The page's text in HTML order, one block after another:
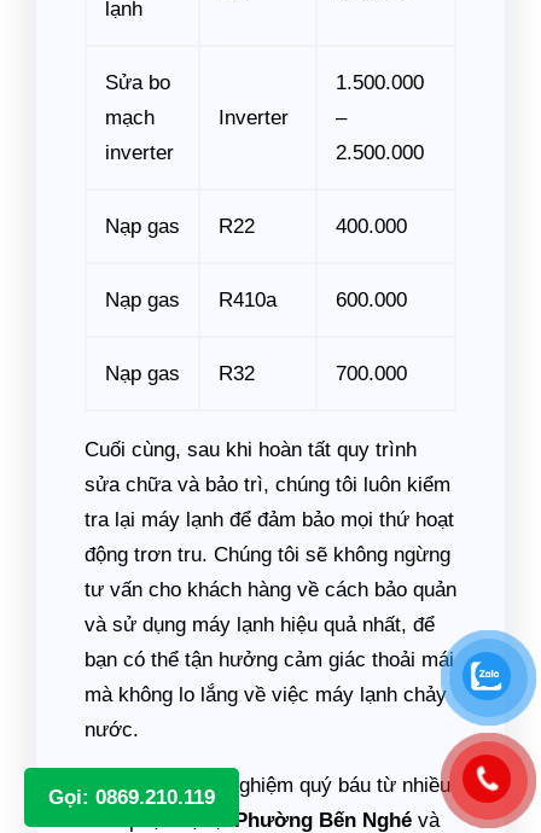
Gọi: 0869.210.119
lạnh
Sửa bo
mạch
inverter
Inverter
1.500.000
–
2.500.000
Nạp gas R22 400.000
Nạp gas R410a 600.000
Nạp gas R32 700.000
Cuối cùng, sau khi hoàn tất quy trình
sửa chữa và bảo trì, chúng tôi luôn kiểm
tra lại máy lạnh để đảm bảo mọi thứ hoạt
động trơn tru. Chúng tôi sẽ không ngừng
tư vấn cho khách hàng về cách bảo quản
và sử dụng máy lạnh hiệu quả nhất, để
bạn có thể tận hưởng cảm giác thoải mái
mà không lo lắng về việc máy lạnh chảy
nước.
Với những kinh nghiệm quý báu từ nhiều
năm phục vụ tạiPhường Bến Nghé và